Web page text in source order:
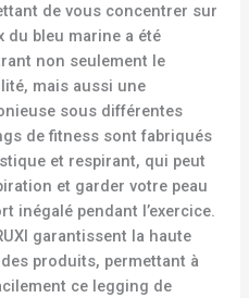
de vous concentrer sur
du bleu marine a été
non seulement le
mais aussi une
sous différentes
de fitness sont fabriqués
et respirant, qui peut
et garder votre peau
inégalé pendant l’exercice.
garantissent la haute
produits, permettant à
ce legging de